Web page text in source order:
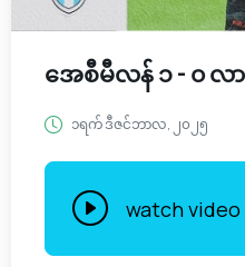
အေစီမီလန် ၁ - ၀
၁ရက် ဒီဇင်ဘာလ, ၂၀၂၅
watch video